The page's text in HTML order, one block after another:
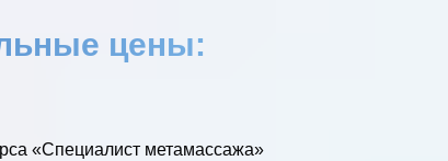
цены:
«Специалист метамассажа»